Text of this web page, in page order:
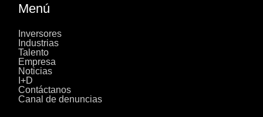
Menú
Inversores
Industrias
Talento
Empresa
Noticias
I+D
Contáctanos
Canal de denuncias